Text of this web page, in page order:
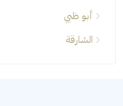
أبو ظبي
الشارقة